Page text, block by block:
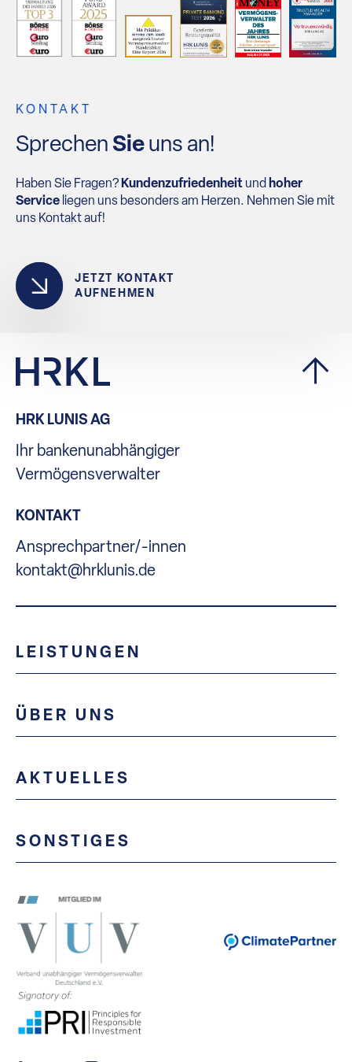
KONTAKT
SprechenSieuns an!
Haben Sie Fragen? Kundenzufriedenheitund hoher
Service liegen uns besonders am Herzen. Nehmen Sie mit
uns Kontakt auf!
JETZT KONTAKT
AUFNEHMEN
HRK LUNIS AG
Ihr bankenunabhängiger
Vermögensverwalter
KONTAKT
Ansprechpartner/-innen
kontakt@hrklunis.de
LEISTUNGEN
ÜBER UNS
AKTUELLES
SONSTIGES